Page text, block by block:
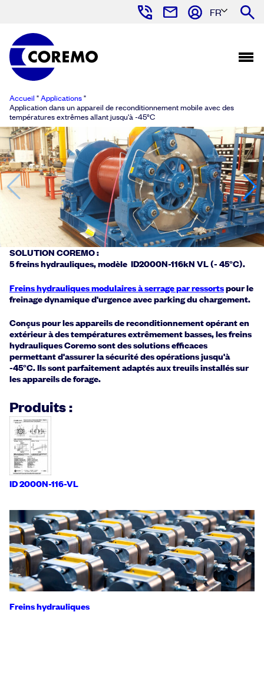
FR
Accueil "Applications"
Application dans un appareil de reconditionnement mobile avec des
températures extrêmes allant jusqu'à -45°C
SOLUTION COREMO :
5 freins hydrauliques, modèle ID2000N-116kN VL (- 45°C).
Freins hydrauliques modulaires à serrage par ressortspour le
freinage dynamique d'urgence avec parking du chargement.
Conçus pour les appareils de reconditionnement opérant en
extérieur à des températures extrêmement basses, les freins
hydrauliques Coremo sont des solutions efficaces
permettant d'assurer la sécurité des opérations jusqu'à
-45°C. Ils sont parfaitement adaptés aux treuils installés sur
les appareils de forage.
Produits :
ID 2000N-116-VL
Freins hydrauliques